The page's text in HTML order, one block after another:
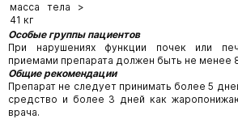
масса тела >
41 кг
Особые группы пациентов
При нарушениях функции почек или
приемами препарата должен быть не менее
Общие рекомендации
Препарат не следует принимать более 5
средство и более 3 дней как
врача.